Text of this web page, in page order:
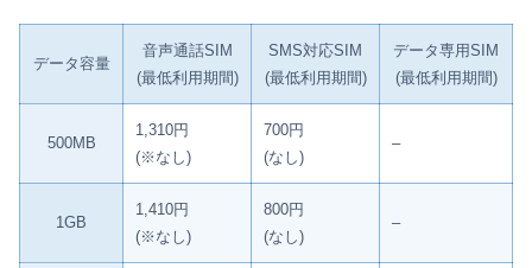
データ容量
音声通話SIM
(最低利用期間)
SMS対応SIM
(最低利用期間)
データ専用SIM
(最低利用期間)
500MB
1,310円
(※なし)
700円
(なし)
–
1GB
1,410円
(※なし)
800円
(なし)
–